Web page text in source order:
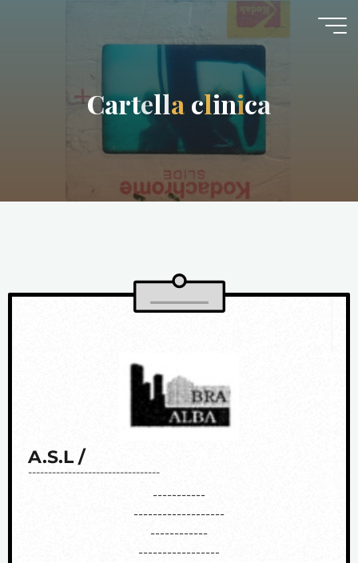
Cartella clinica
A.S.L /
---------------------------------
-----------
-------------------
------------
-----------------